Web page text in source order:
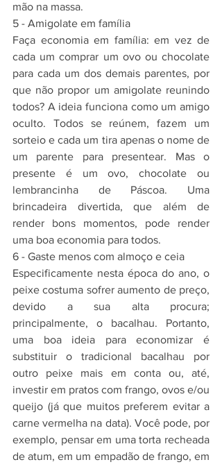
mão na massa.
5 - Amigolate em família
Faça economia em família: em vez de
cada um comprar um ovo ou chocolate
para cada um dos demais parentes, por
que não propor um amigolate reunindo
todos? A ideia funciona como um amigo
oculto. Todos se reúnem, fazem um
sorteio e cada um tira apenas o nome de
um parente para presentear. Mas o
presente é um ovo, chocolate ou
lembrancinha de Páscoa. Uma
brincadeira divertida, que além de
render bons momentos, pode render
uma boa economia para todos.
6 - Gaste menos com almoço e ceia
Especificamente nesta época do ano, o
peixe costuma sofrer aumento de preço,
devido a sua alta procura;
principalmente, o bacalhau. Portanto,
uma boa ideia para economizar é
substituir o tradicional bacalhau por
outro peixe mais em conta ou, até,
investir em pratos com frango, ovos e/ou
queijo (já que muitos preferem evitar a
carne vermelha na data). Você pode, por
exemplo, pensar em uma torta recheada
de atum, em um empadão de frango, em